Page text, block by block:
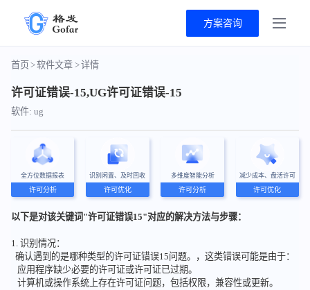
方案咨询
首页>软件文章 >详情
许可证错误-15,UG许可证错误-15
软件: ug
全方位数据报表
许可分析
识别闲置、及时回收
许可优化
多维度智能分析
许可分析
减少成本、盘活许可
许可优化
以下是对该关键词"许可证错误15"对应的解决方法与步骤：
1. 识别情况：
确认遇到的是哪种类型的许可证错误15问题。，这类错误可能是由于：
应用程序缺少必要的许可证或许可证已过期。
计算机或操作系统上存在许可证问题，包括权限，兼容性或更新。